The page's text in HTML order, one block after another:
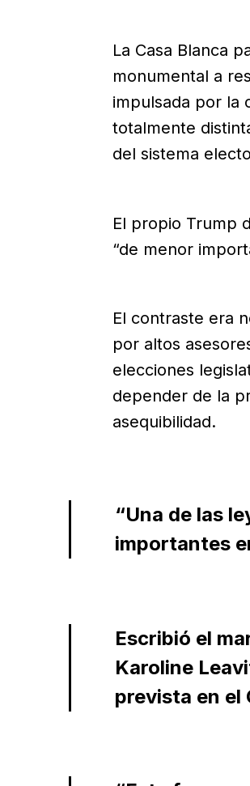
La Casa Blanca
monumental a
impulsada por la
totalmente
del sistema
El propio Trump
“de menor
El contraste era
por altos
elecciones
depender de la
asequibilidad.
“Una de las
importantes
Escribió el
Karoline
prevista en el